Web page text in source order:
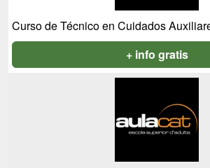
Curso de Técnico en Cuidados
+ info gratis